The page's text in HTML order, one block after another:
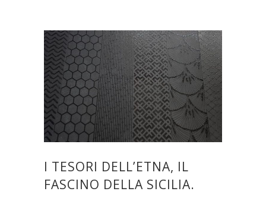
I TESORI DELL’ETNA, IL
FASCINO DELLA SICILIA.